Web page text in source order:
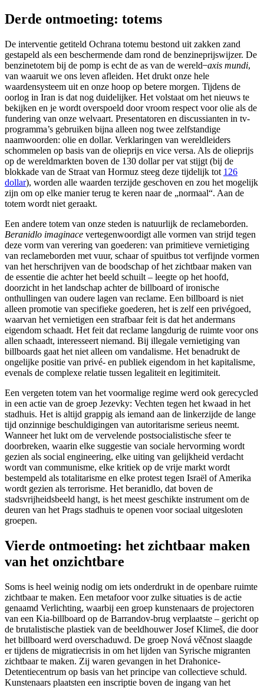
Derde ontmoeting: totems
De interventie getiteld Ochrana totemu bestond uit zakken zand
gestapeld als een beschermende dam rond de benzineprijswijzer. De
benzinetotem bij de pomp is echt de as van de wereld ̶axis mundi,
van waaruit we ons leven afleiden. Het drukt onze hele
waardensysteem uit en onze hoop op betere morgen. Tijdens de
oorlog in Iran is dat nog duidelijker. Het volstaat om het nieuws te
bekijken en je wordt overspoeld door vroom respect voor olie als de
fundering van onze welvaart. Presentatoren en discussianten in tv-
programma’s gebruiken bijna alleen nog twee zelfstandige
naamwoorden: olie en dollar. Verklaringen van wereldleiders
schommelen op basis van de olieprijs en vice versa. Als de olieprijs
op de wereldmarkten boven de 130 dollar per vat stijgt (bij de
blokkade van de Straat van Hormuz steeg deze tijdelijk tot 126
dollar), worden alle waarden terzijde geschoven en zou het mogelijk
zijn om op elke manier terug te keren naar de „normaal“. Aan de
totem wordt niet geraakt.
Een andere totem van onze steden is natuurlijk de reclameborden.
Beranidlo imaginace vertegenwoordigt alle vormen van strijd tegen
deze vorm van verering van goederen: van primitieve vernietiging
van reclameborden met vuur, schaar of spuitbus tot verfijnde vormen
van het herschrijven van de boodschap of het zichtbaar maken van
de essentie die achter het beeld schuilt – leegte op het hoofd,
doorzicht in het landschap achter de billboard of ironische
onthullingen van oudere lagen van reclame. Een billboard is niet
alleen promotie van specifieke goederen, het is zelf een privégoed,
waarvan het vernietigen een strafbaar feit is dat het andermans
eigendom schaadt. Het feit dat reclame langdurig de ruimte voor ons
allen schaadt, interesseert niemand. Bij illegale vernietiging van
billboards gaat het niet alleen om vandalisme. Het benadrukt de
ongelijke positie van privé- en publiek eigendom in het kapitalisme,
evenals de complexe relatie tussen legaliteit en legitimiteit.
Een vergeten totem van het voormalige regime werd ook gerecycled
in een actie van de groep Jezevky: Vechten tegen het kwaad in het
stadhuis. Het is altijd grappig als iemand aan de linkerzijde de lange
tijd onzinnige beschuldigingen van autoritarisme serieus neemt.
Wanneer het lukt om de vervelende postsocialistische sfeer te
doorbreken, waarin elke suggestie van sociale hervorming wordt
gezien als social engineering, elke uiting van gelijkheid verdacht
wordt van communisme, elke kritiek op de vrije markt wordt
bestempeld als totalitarisme en elke protest tegen Israël of Amerika
wordt gezien als terrorisme. Het beranidlo, dat boven de
stadsvrijheidsbeeld hangt, is het meest geschikte instrument om de
deuren van het Prags stadhuis te openen voor sociaal uitgesloten
groepen.
Vierde ontmoeting: het zichtbaar maken
van het onzichtbare
Soms is heel weinig nodig om iets onderdrukt in de openbare ruimte
zichtbaar te maken. Een metafoor voor zulke situaties is de actie
genaamd Verlichting, waarbij een groep kunstenaars de projectoren
van een Kia-billboard op de Barrandov-brug verplaatste – gericht op
de brutalistische plastiek van de beeldhouwer Josef Klimeš, die door
het billboard werd overschaduwd. De groep Nová věčnost slaagde
er tijdens de migratiecrisis in om het lijden van Syrische migranten
zichtbaar te maken. Zij waren gevangen in het Drahonice-
Detentiecentrum op basis van het principe van collectieve schuld.
Kunstenaars plaatsten een inscriptie boven de ingang van het